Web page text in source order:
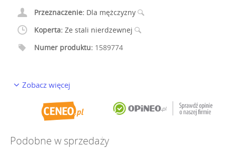
Przeznaczenie: Dla mężczyzny
Koperta: Ze stali nierdzewnej
Numer produktu: 1589774
Zobacz więcej
Podobne w sprzedaży